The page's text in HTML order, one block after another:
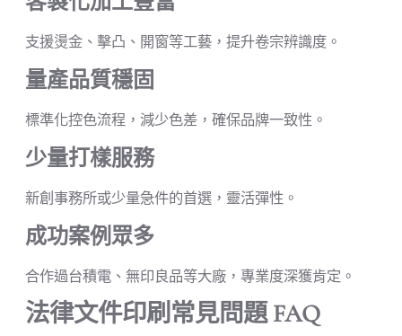
支援燙金、擊凸、開窗等工藝，提升卷宗辨識度。
量產品質穩固
標準化控色流程，減少色差，確保品牌一致性。
少量打樣服務
新創事務所或少量急件的首選，靈活彈性。
成功案例眾多
合作過台積電、無印良品等大廠，專業度深獲肯定。
法律文件印刷常見問題 FAQ